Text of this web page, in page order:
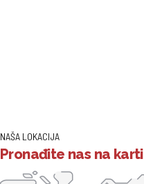
NAŠA LOKACIJA
Pronađite nas na karti